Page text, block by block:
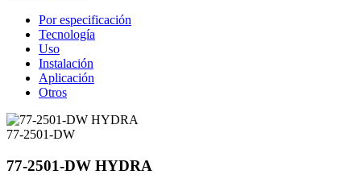
Por especificación
Tecnología
Uso
Instalación
Aplicación
Otros
77-2501-DW
77-2501-DW HYDRA